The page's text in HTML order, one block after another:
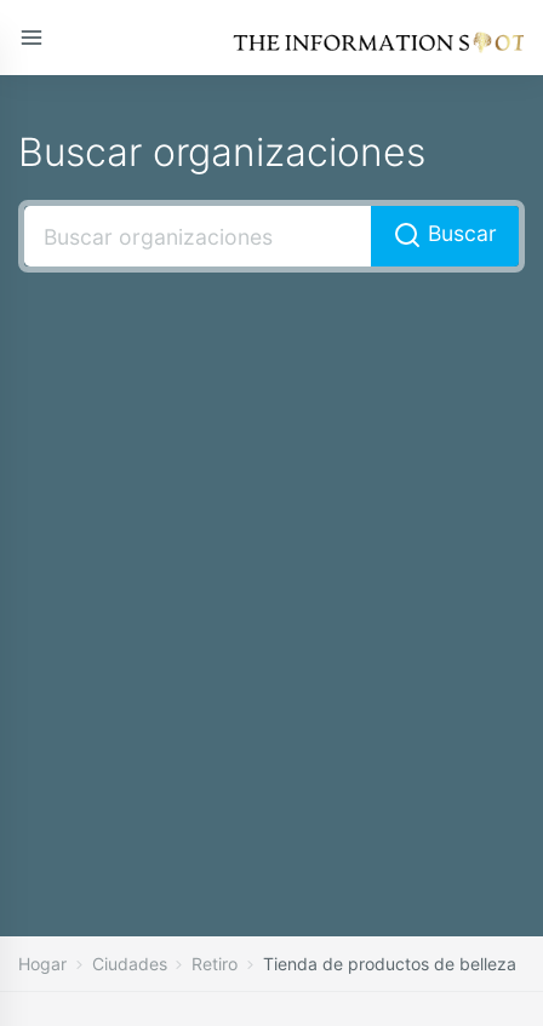
Buscar organizaciones
Buscar
Hogar Ciudades Retiro Tienda de productos de belleza